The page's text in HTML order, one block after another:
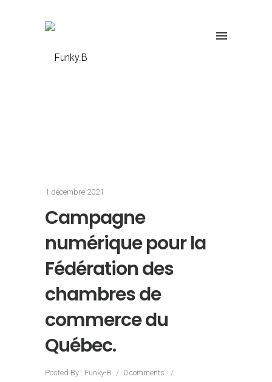
1 décembre 2021
Campagne
numérique pour la
Fédération des
chambres de
commerce du
Québec.
Posted By : Funky-B / 0 comments
/